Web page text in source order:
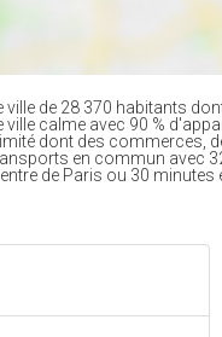
ville de 28 370 habitants
calme avec 90 %
dont des commerces,
en commun avec
de Paris ou 30 minutes